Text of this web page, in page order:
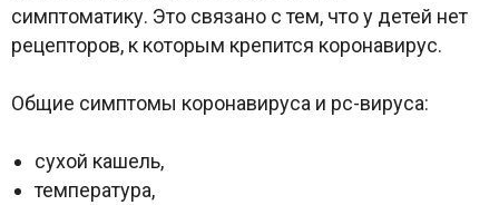
симптоматику. Это связано с тем, что у детей нет
рецепторов, к которым крепится коронавирус.
Общие симптомы коронавируса и рс-вируса:
сухой кашель,
температура,